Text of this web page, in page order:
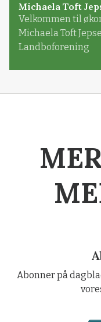
Michaela Toft
Velkommen til
Michaela Toft
Landboforening
Abonner på